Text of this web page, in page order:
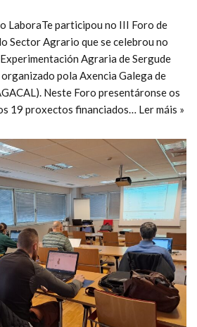
LaboraTe participou no III Foro de
Sector Agrario que se celebrou no
Agraria de Sergude
pola Axencia Galega de
Neste Foro presentáronse os
19 proxectos financiados… Ler máis »